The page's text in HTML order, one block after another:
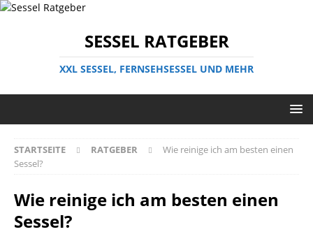
SESSEL RATGEBER
XXL SESSEL, FERNSEHSESSEL UND MEHR
STARTSEITE RATGEBER
Wie reinige ich am besten einen
Sessel?
Wie reinige ich am besten einen
Sessel?